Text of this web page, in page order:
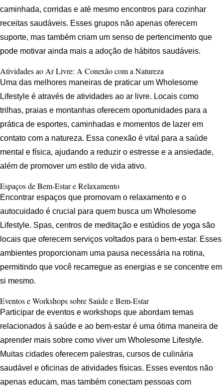
caminhada, corridas e até mesmo encontros para cozinhar
receitas saudáveis. Esses grupos não apenas oferecem
suporte, mas também criam um senso de pertencimento que
pode motivar ainda mais a adoção de hábitos saudáveis.
Atividades ao Ar Livre: A Conexão com a Natureza
Uma das melhores maneiras de praticar um Wholesome
Lifestyle é através de atividades ao ar livre. Locais como
trilhas, praias e montanhas oferecem oportunidades para a
prática de esportes, caminhadas e momentos de lazer em
contato com a natureza. Essa conexão é vital para a saúde
mental e física, ajudando a reduzir o estresse e a ansiedade,
além de promover um estilo de vida ativo.
Espaços de Bem-Estar e Relaxamento
Encontrar espaços que promovam o relaxamento e o
autocuidado é crucial para quem busca um Wholesome
Lifestyle. Spas, centros de meditação e estúdios de yoga são
locais que oferecem serviços voltados para o bem-estar. Esses
ambientes proporcionam uma pausa necessária na rotina,
permitindo que você recarregue as energias e se concentre em
si mesmo.
Eventos e Workshops sobre Saúde e Bem-Estar
Participar de eventos e workshops que abordam temas
relacionados à saúde e ao bem-estar é uma ótima maneira de
aprender mais sobre como viver um Wholesome Lifestyle.
Muitas cidades oferecem palestras, cursos de culinária
saudável e oficinas de atividades físicas. Esses eventos não
apenas educam, mas também conectam pessoas com